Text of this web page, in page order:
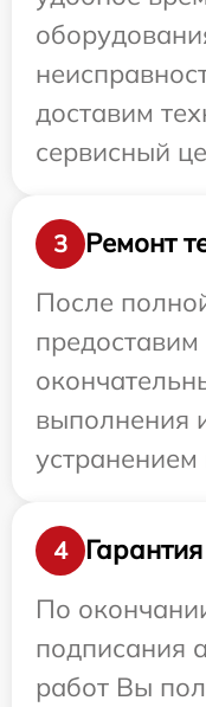
доставим
сервисный
3
Ремонт
После
выполнения
4
Гарантия
По
подписания
работ Вы